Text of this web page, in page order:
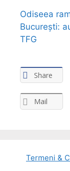
Odiseea
București:
TFG
Share
Mail
Termeni &